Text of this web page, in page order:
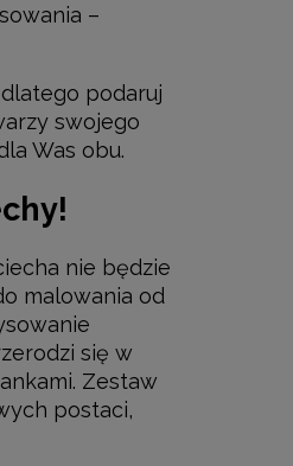
–
podaruj
swojego
Was obu.
nie będzie
malowania od
się w
Zestaw
postaci,